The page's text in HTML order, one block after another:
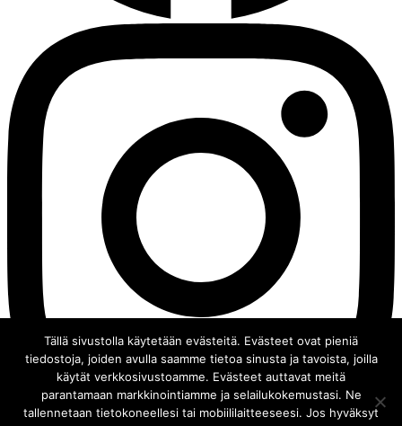
Tällä sivustolla käytetään evästeitä. Evästeet ovat pieniä
tiedostoja, joiden avulla saamme tietoa sinusta ja tavoista, joilla
käytät verkkosivustoamme. Evästeet auttavat meitä
parantamaan markkinointiamme ja selailukokemustasi. Ne
tallennetaan tietokoneellesi tai mobiililaitteeseesi. Jos hyväksyt